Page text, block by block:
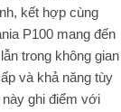
kết hợp cùng
P100 mang đến
trong không gian
và khả năng tùy
này ghi điểm với